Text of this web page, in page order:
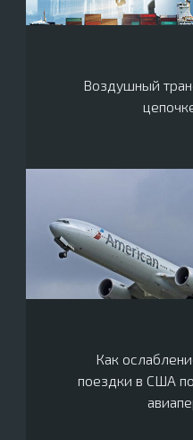
Воздушный
Как
поездки в США